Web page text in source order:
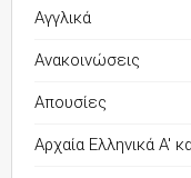
Αγγλικά
Ανακοινώσεις
Απουσίες
Αρχαία Ελληνικά Α'